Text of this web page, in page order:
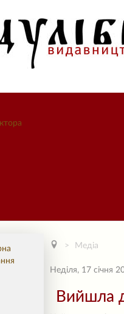
Медіа
Неділя, 17 січня
Вийшла